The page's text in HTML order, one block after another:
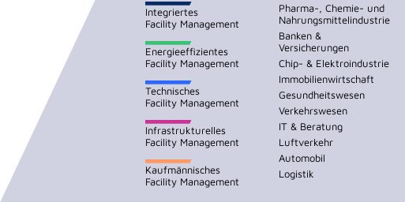
Integriertes
Facility Management
Energieeffizientes
Facility Management
Technisches
Facility Management
Infrastrukturelles
Facility Management
Kaufmännisches
Facility Management
Pharma-, Chemie- und
Nahrungsmittelindustrie
Banken &
Versicherungen
Chip- & Elektroindustrie
Immobilienwirtschaft
Gesundheitswesen
Verkehrswesen
IT & Beratung
Luftverkehr
Automobil
Logistik